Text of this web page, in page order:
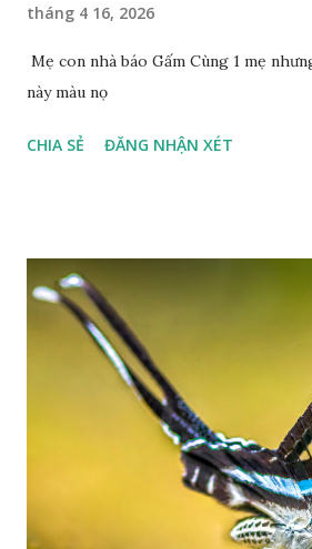
tháng 4 16, 2026
Mẹ con nhà báo Gấm Cùng 1 mẹ
này màu nọ
CHIA SẺ ĐĂNG NHẬN XÉT